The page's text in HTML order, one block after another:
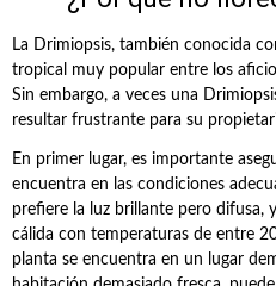
La Drimiopsis, también conocida
tropical muy popular entre los
Sin embargo, a veces una
resultar frustrante para su
En primer lugar, es importante
encuentra en las condiciones
prefiere la luz brillante pero difusa,
cálida con temperaturas de entre
planta se encuentra en un lugar